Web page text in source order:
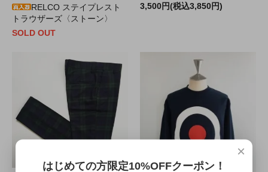
RELCO ステイプレスト
トラウザーズ〈ストーン〉
SOLD OUT
3,500円(税込3,850円)
×
はじめての方限定10%OFFクーポン！